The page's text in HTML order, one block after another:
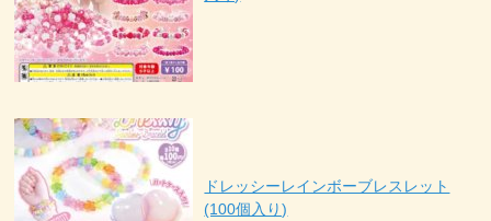
ドレッシーレインボーブレスレット
(100個入り)